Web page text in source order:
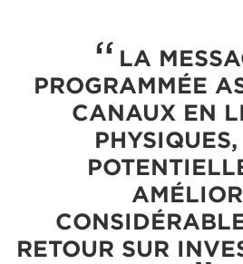
LA
PROGRAMMÉE
CANAUX EN
RETOUR SUR